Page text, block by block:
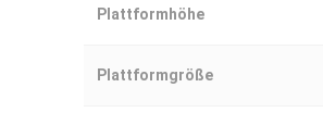
Plattformhöhe
Plattformgröße